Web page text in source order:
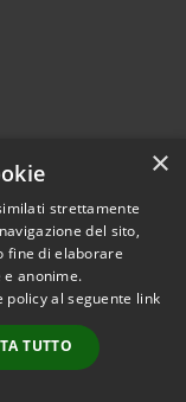
© 2026 • Comune di
• Powered by
•
Accesso
redazione
×
strettamente
del sito,
fine di elaborare
anonime.
al seguente link
TUTTO